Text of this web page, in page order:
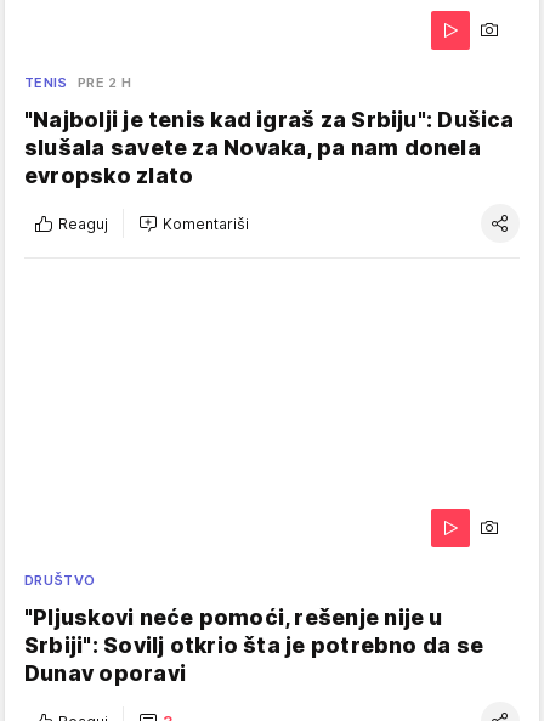
TENIS PRE 2 H
"Najbolji je tenis kad igraš za Srbiju": Dušica
slušala savete za Novaka, pa nam donela
evropsko zlato
Reaguj Komentariši
DRUŠTVO
"Pljuskovi neće pomoći, rešenje nije u
Srbiji": Sovilj otkrio šta je potrebno da se
Dunav oporavi